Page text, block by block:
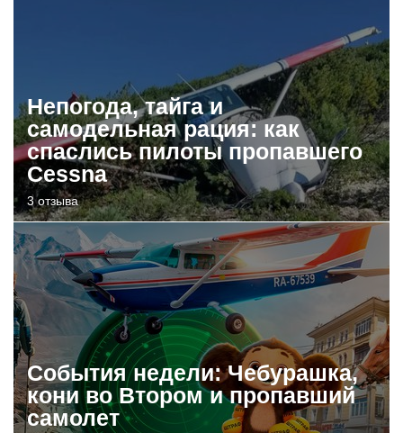
Непогода, тайга и
самодельная рация: как
спаслись пилоты пропавшего
Cessna
3 отзыва
События недели: Чебурашка,
кони во Втором и пропавший
самолет